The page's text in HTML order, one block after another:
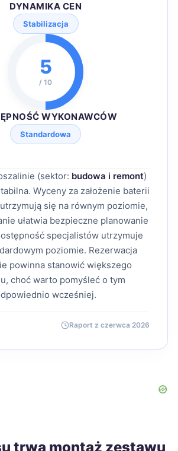
DYNAMIKA CEN
Stabilizacja
5
/ 10
WYKONAWCÓW
Standardowa
(sektor: budowa i remont)
Wyceny za założenie baterii
się na równym poziomie,
ułatwia bezpieczne planowanie
specjalistów utrzymuje
poziomie. Rezerwacja
powinna stanowić większego
choć warto pomyśleć o tym
wcześniej.
Raport z czerwca 2026
trwa montaż zestawu